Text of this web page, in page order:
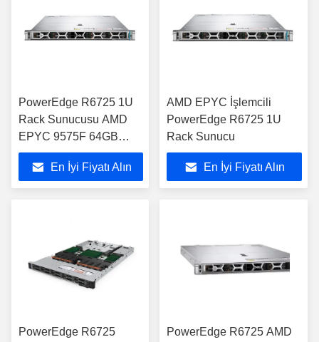
PowerEdge R6725 1U
Rack Sunucusu AMD
EPYC 9575F 64GB
RAM
En İyi Fiyatı Alın
AMD EPYC İşlemcili
PowerEdge R6725 1U
Rack Sunucu
En İyi Fiyatı Alın
PowerEdge R6725
PowerEdge R6725 AMD